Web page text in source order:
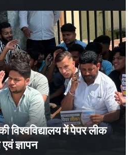
विश्वविद्यालय में पेपर लीक
ज्ञापन